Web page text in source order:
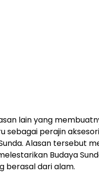
lain yang
sebagai perajin
Alasan tersebut
Budaya
berasal dari alam.